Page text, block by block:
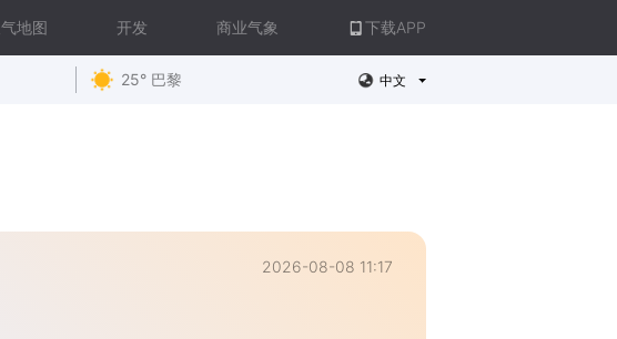
地图 开发 商业气象 下载APP
25° 巴黎 中文
2026-08-08 11:17